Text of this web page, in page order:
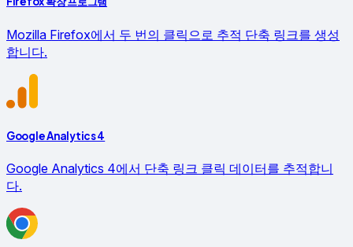
Mozilla Firefox에서 두 번의 클릭으로 추적 단축 링크를 생성
합니다.
Google Analytics 4
Google Analytics 4에서 단축 링크 클릭 데이터를 추적합니
다.